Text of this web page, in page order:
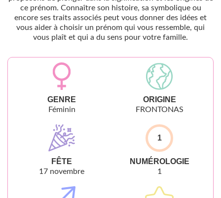
ce prénom. Connaître son histoire, sa symbolique ou
encore ses traits associés peut vous donner des idées et
vous aider à choisir un prénom qui vous ressemble, qui
vous plaît et qui a du sens pour votre famille.
GENRE
Féminin
ORIGINE
FRONTONAS
FÊTE
17 novembre
1
NUMÉROLOGIE
1